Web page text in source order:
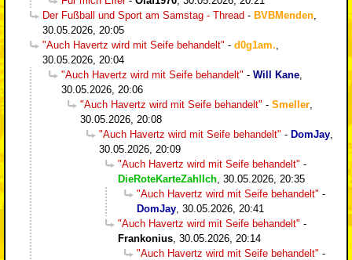
Der Fußball und Sport am Samstag - Thread - BVBMenden
30.05.2026, 20:05
"Auch Havertz wird mit Seife behandelt" - d0g1am.
30.05.2026, 20:04
"Auch Havertz wird mit Seife behandelt" - Will Kane
30.05.2026, 20:06
"Auch Havertz wird mit Seife behandelt" - Smeller
30.05.2026, 20:08
"Auch Havertz wird mit Seife behandelt" - DomJay
30.05.2026, 20:09
"Auch Havertz wird mit Seife behandelt" -
DieRoteKarteZahlIch 30.05.2026, 20:35
"Auch Havertz wird mit Seife behandelt" -
DomJay 30.05.2026, 20:41
"Auch Havertz wird mit Seife behandelt" -
Frankonius 30.05.2026, 20:14
"Auch Havertz wird mit Seife behandelt" -